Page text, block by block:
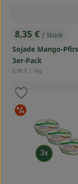
, Preis:
8,35 € / Stück
Sojade Mango-
3er-Pack
, Referenzpreis:
6,96 € / 1kg
Produkt zu